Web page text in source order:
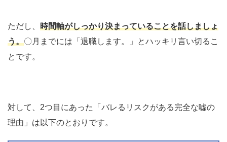
ただし、 時間軸がしっかり決まっていることを話しましょ
う。〇月までには「退職します。」とハッキリ言い切るこ
とです。
対して、2つ目にあった「バレるリスクがある完全な嘘の
理由」は以下のとおりです。